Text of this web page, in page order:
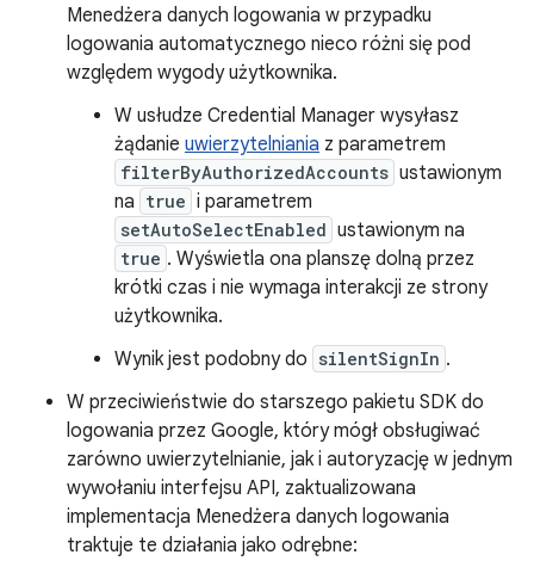
Menedżera danych logowania w przypadku
logowania automatycznego nieco różni się pod
względem wygody użytkownika.
W usłudze Credential Manager wysyłasz
żądanie uwierzytelniania z parametrem
filterByAuthorizedAccounts ustawionym
na true i parametrem
setAutoSelectEnabled ustawionym na
true . Wyświetla ona planszę dolną przez
krótki czas i nie wymaga interakcji ze strony
użytkownika.
Wynik jest podobny do silentSignIn .
W przeciwieństwie do starszego pakietu SDK do
logowania przez Google, który mógł obsługiwać
zarówno uwierzytelnianie, jak i autoryzację w jednym
wywołaniu interfejsu API, zaktualizowana
implementacja Menedżera danych logowania
traktuje te działania jako odrębne: